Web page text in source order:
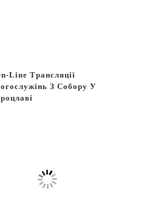
Line Трансляції
З Собору У